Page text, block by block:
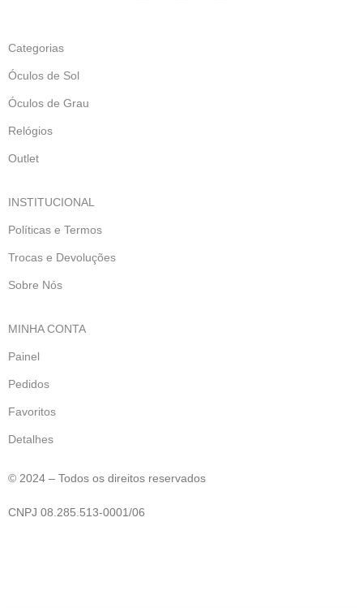
Categorias
Óculos de Sol
Óculos de Grau
Relógios
Outlet
INSTITUCIONAL
Políticas e Termos
Trocas e Devoluções
Sobre Nós
MINHA CONTA
Painel
Pedidos
Favoritos
Detalhes
© 2024 – Todos os direitos reservados
CNPJ 08.285.513-0001/06